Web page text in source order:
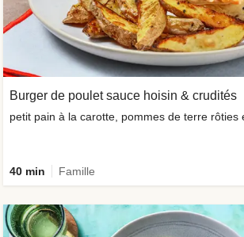
Burger de poulet sauce hoisin & crudités
petit pain à la carotte, pommes de terre rôties
40 min Famille